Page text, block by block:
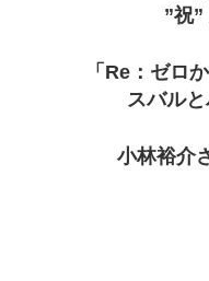
”祝
「Re：ゼロ
スバル
小林裕介